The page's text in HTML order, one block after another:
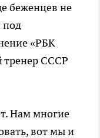
беженцев не
под
«РБК
тренер СССР
Нам многие
вот мы и